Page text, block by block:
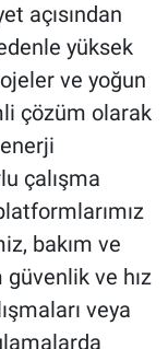
açısından
yüksek
ve yoğun
çözüm olarak
çalışma
bakım ve
ve hız
veya